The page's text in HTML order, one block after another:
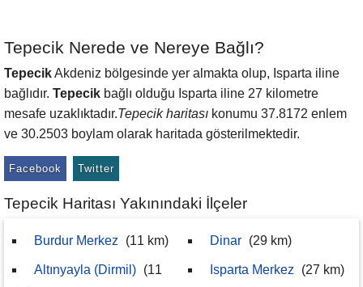
Tepecik Nerede ve Nereye Bağlı?
TepecikAkdeniz bölgesinde yer almakta olup, Isparta iline
bağlıdır. Tepecik bağlı olduğu Isparta iline 27 kilometre
mesafe uzaklıktadır.Tepecik haritası konumu 37.8172 enlem
ve 30.2503 boylam olarak haritada gösterilmektedir.
Facebook Twitter
Tepecik Haritası Yakınındaki İlçeler
Burdur Merkez (11 km)
Altınyayla (Dirmil) (11
Dinar (29 km)
Isparta Merkez (27 km)